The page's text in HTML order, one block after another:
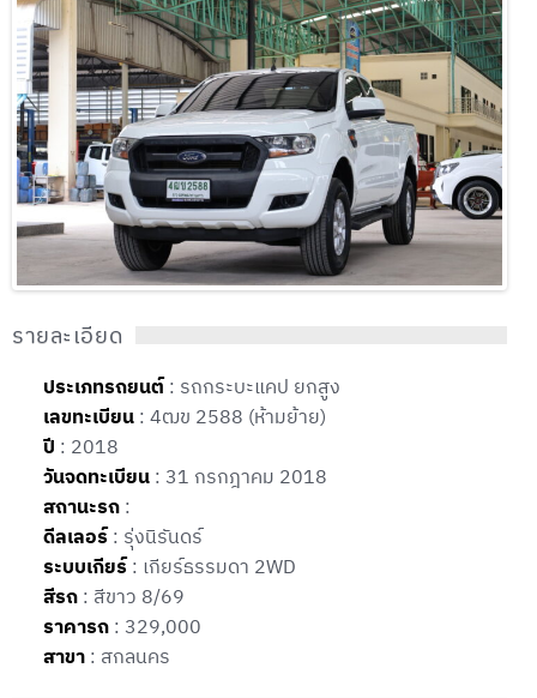
รายละเอียด
ประเภทรถยนต์: รถกระบะแคป ยกสูง
เลขทะเบียน : 4ฒข 2588 (ห้ามย้าย)
ปี : 2018
วันจดทะเบียน : 31 กรกฎาคม 2018
สถานะรถ :
ดีลเลอร์: รุ่งนิรันดร์
ระบบเกียร์: เกียร์ธรรมดา 2WD
สีรถ : สีขาว 8/69
ราคารถ : 329,000
สาขา : สกลนคร